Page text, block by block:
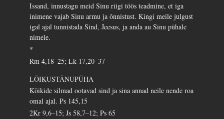
Issand, innustagu meid Sinu riigi töös teadmine, et iga
inimene vajab Sinu armu ja õnnistust. Kingi meile julgust
igal ajal tunnistada Sind, Jeesus, ja anda au Sinu pühale
nimele.
*
Rm 4,18–25; Lk 17,20–37
LÕIKUSTÄNUPÜHA
Kõikide silmad ootavad sind ja sina annad neile nende roa
omal ajal.Ps 145,15
2Kr 9,6–15; Js 58,7–12; Ps 65